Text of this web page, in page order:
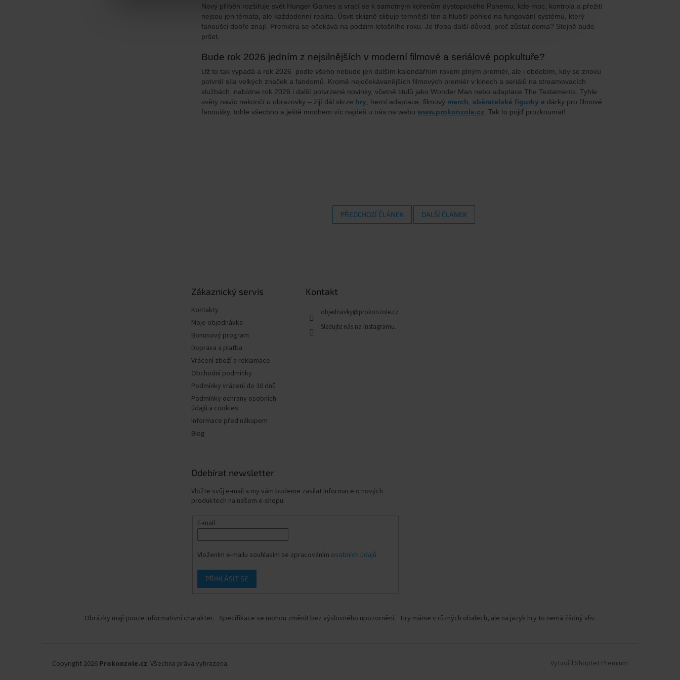
Nový příběh rozšiřuje svět Hunger Games a vrací se k samotným kořenům dystopického Panemu, kde moc, kontrola a přežití
nejsou jen témata, ale každodenní realita. Úsvit sklizně slibuje temnější tón a hlubší pohled na fungování systému, který
fanoušci dobře znají. Premiéra se očekává na podzim letošního roku. Je třeba další důvod, proč zůstat doma? Stejně bude
pršet.
Bude rok 2026 jedním z nejsilnějších v moderní filmové a seriálové popkultuře?
Už to tak vypadá a rok 2026 podle všeho nebude jen dalším kalendářním rokem plným premiér, ale i obdobím, kdy se znovu
potvrdí síla velkých značek a fandomů. Kromě nejočekávanějších filmových premiér v kinech a seriálů na streamovacích
službách, nabídne rok 2026 i další potvrzené novinky, včetně titulů jako Wonder Man nebo adaptace The Testaments. Tyhle
světy navíc nekončí u obrazovky – žijí dál skrze hry, herní adaptace, filmový merch, sběratelské figurky a dárky pro filmové
fanoušky, tohle všechno a ještě mnohem víc najdeš u nás na webu www.prokonzole.cz. Tak to pojď prozkoumat!
PŘEDCHOZÍ ČLÁNEK DALŠÍ ČLÁNEK
Zákaznický servis
Kontakty
Moje objednávka
Bonusový program
Doprava a platba
Vrácení zboží a reklamace
Obchodní podmínky
Podmínky vrácení do 30 dnů
Podmínky ochrany osobních
údajů a cookies
Informace před nákupem
Blog
Kontakt
objednavky@prokonzole.cz
Odebírat newsletter
Vložte svůj e-mail a my vám budeme zasílat informace o nových
produktech na našem e-shopu.
E-mail
Vložením e-mailu souhlasím se zpracováním osobních údajů
PŘIHLÁSIT SE
Obrázky mají pouze informativní charakter. Specifikace se mohou změnit bez výslovného upozornění. Hry máme v různých obalech, ale na jazyk hry to nemá žádný vliv.
Vytvořil Shoptet Premium
Copyright 2026 Prokonzole.cz. Všechna práva vyhrazena.